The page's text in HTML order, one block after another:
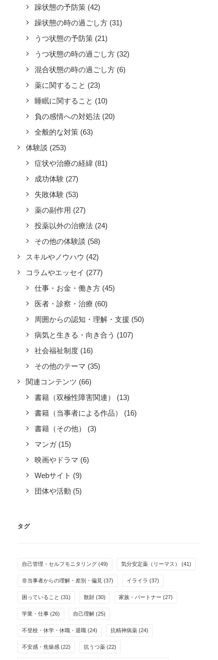
躁状態の予防策 (42)
躁状態の時の過ごし方 (31)
うつ状態の予防策 (21)
うつ状態の時の過ごし方 (32)
混合状態の時の過ごし方 (6)
薬に関すること (23)
睡眠に関すること (10)
負の感情への対処法 (20)
全般的な対策 (63)
体験談 (253)
症状や治療の経緯 (81)
成功体験 (27)
失敗体験 (53)
薬の副作用 (27)
投薬以外の治療法 (24)
その他の体験談 (58)
スキルやノウハウ (42)
コラムやエッセイ (277)
仕事・お金・働き方 (45)
医者・診察・治療 (60)
周囲からの認知・理解・支援 (50)
病気と生きる・向き合う (107)
社会福祉制度 (16)
その他のテーマ (35)
関連コンテンツ (66)
書籍（双極性障害関連）
(13)
書籍（当事者による作品）
(16)
書籍（その他）
(3)
マンガ (15)
映画やドラマ (6)
Webサイト (9)
団体や活動 (5)
タグ
自己管理・セルフモニタリング (49) 気分安定薬（リーマス） (41)
非当事者からの理解・差別・偏見 (37) イライラ (37)
困っていること (31) 散財 (30) 家族・パートナー (27)
学業・仕事 (26) 自己理解 (25)
不登校・休学・休職・退職 (24) 抗精神病薬 (24)
不安感・焦燥感 (22) 抗うつ薬 (22)